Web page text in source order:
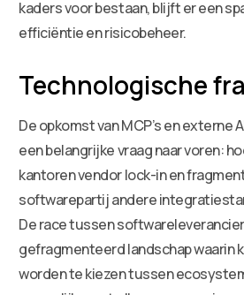
kaders voor bestaan, blijft er een
efficiëntie en risicobeheer.
Technologische
De opkomst van MCP’s en externe
een belangrijke vraag naar voren:
kantoren vendor lock-in en
softwarepartij andere
De race tussen
gefragmenteerd landschap waarin
worden te kiezen tussen